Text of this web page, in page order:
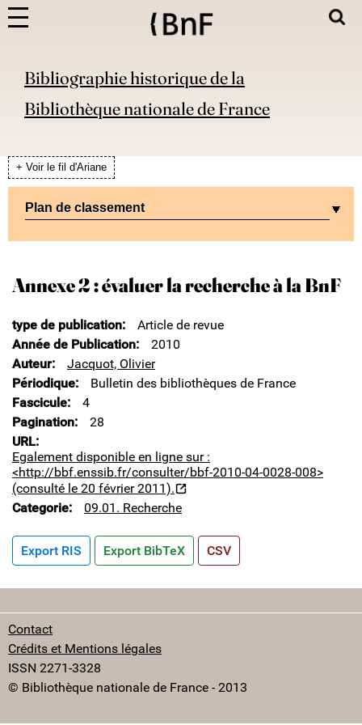
Bibliographie historique de la
Bibliothèque nationale de France
+ Voir le fil d'Ariane
Plan de classement
Annexe 2 : évaluer la recherche à la BnF
type de publication
Article de revue
Année de Publication
2010
Auteur
Jacquot, Olivier
Périodique
Bulletin des bibliothèques de France
Fascicule
4
Pagination
28
URL
Egalement disponible en ligne sur :
<http://bbf.enssib.fr/consulter/bbf-2010-04-0028-008>
(consulté le 20 février 2011).
Categorie
09.01. Recherche
Export RIS Export BibTeX CSV
Contact
Crédits et Mentions légales
ISSN 2271-3328
© Bibliothèque nationale de France - 2013